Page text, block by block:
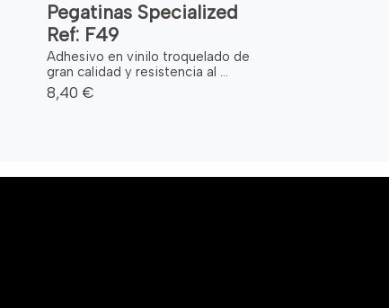
Pegatinas Specialized
Ref: F49
Adhesivo en vinilo troquelado de
gran calidad y resistencia al ...
8,40 €